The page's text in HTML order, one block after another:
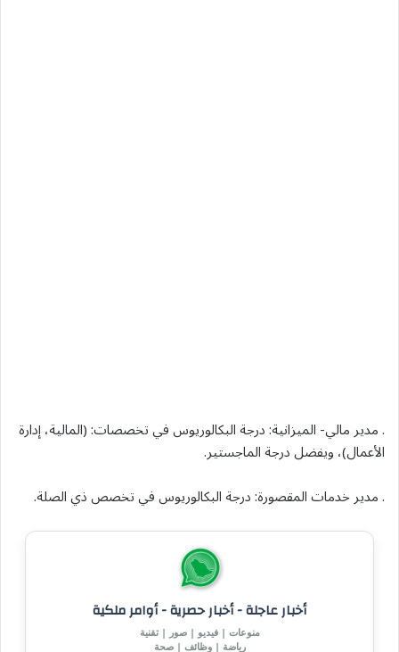
. مدير مالي- الميزانية: درجة البكالوريوس في تخصصات: (المالية، إدارة
الأعمال)، ويفضل درجة الماجستير.
. مدير خدمات المقصورة: درجة البكالوريوس في تخصص ذي الصلة.
أخبار عاجلة - أخبار حصرية - أوامر ملكية
منوعات | فيديو | صور | تقنية
رياضة | وظائف | صحة